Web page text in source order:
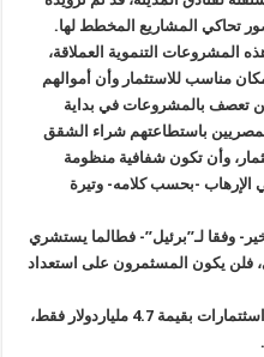
تحاكي المشاريع المخطط لها.
المشروعات التنموية العملاقة،
مناسب للاستثمار وأن أموالهم
لن تعصف بالمشروعات في بداية
باستطاعتهم شراء الشقق
وأن تكون شفافية منظومة
الإرهاب -بحسب كلامه- وتيرة
وفقا لـ”برئيل”- فطالما يستشري
فلن يكون المسثمرون على استعداد
وأضاف خلال العام الماضي دخلت مصر اسثتمارات بقيمة 4.7 ملياردولار فقط،
.